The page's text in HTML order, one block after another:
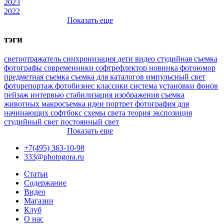
2023
2022
Показать еще
тэги
светоотражатель синхронизация дети видео студийная съемка
фотографы современники софтрефлектор новинка фотоюмор
предметная съемка съемка для каталогов импульсный свет
фоторепортаж фотобизнес классики система установки фонов
пейзаж интервью стабилизация изображения съемка
животных макросъемка идеи портрет фотография для
начинающих софтбокс схемы света теория экспозиция
студийный свет постоянный свет
Показать еще
+7(495) 363-10-98
333@photogora.ru
Статьи
Содержание
Видео
Магазин
Клуб
О нас